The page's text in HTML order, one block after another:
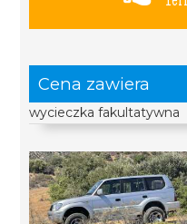
Cena zawiera
wycieczka fakultatywna